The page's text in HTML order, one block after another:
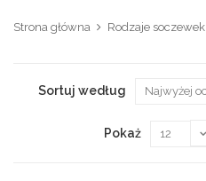
Strona główna Rodzaje soczewek
Sortuj według
Pokaż